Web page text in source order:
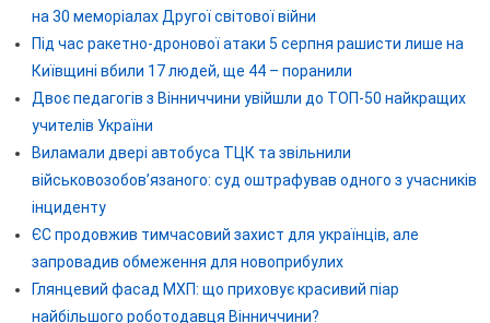
на 30 меморіалах Другої світової війни
Під час ракетно-дронової атаки 5 серпня рашисти лише на
Київщині вбили 17 людей, ще 44 – поранили
Двоє педагогів з Вінниччини увійшли до ТОП-50 найкращих
учителів України
Виламали двері автобуса ТЦК та звільнили
військовозобов’язаного: суд оштрафував одного з учасників
інциденту
ЄС продовжив тимчасовий захист для українців, але
запровадив обмеження для новоприбулих
Глянцевий фасад МХП: що приховує красивий піар
найбільшого роботодавця Вінниччини?